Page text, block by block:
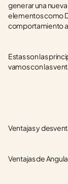
generar una
elementos como
comportamiento
Estas son las
vamos con las
Ventajas y
Ventajas de